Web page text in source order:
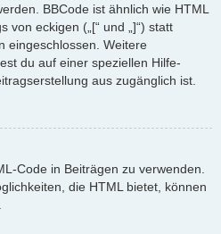
BBCode ist ähnlich wie HTML
von eckigen („[“ und „]“) statt
eingeschlossen. Weitere
du auf einer speziellen Hilfe-
aus zugänglich ist.
Code in Beiträgen zu verwenden.
die HTML bietet, können